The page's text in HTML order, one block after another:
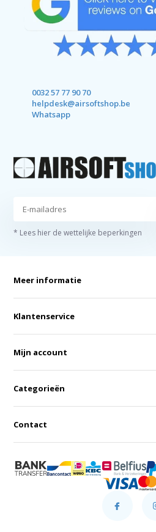
0032 57 77 90 70
helpdesk@airsoftshop.be
Whatsapp
* Lees hier de wettelijke beperkingen
Meer informatie
Klantenservice
Mijn account
Categorieën
Contact